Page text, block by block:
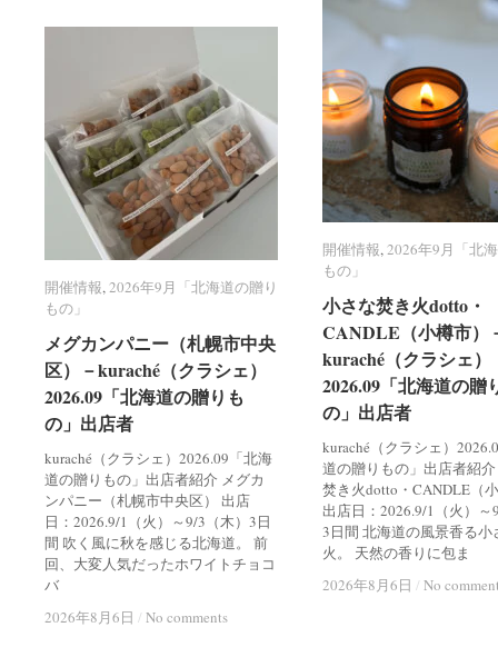
開催情報,2026年9月「北
もの」
小さな焚き火dotto・
CANDLE（小樽市）
kuraché（クラシェ）
2026.09「北海道の贈
の」出店者
kuraché（クラシェ）
道の贈りもの」出店者紹
焚き火dotto・CANDLE（
出店日：2026.9/1（火）～
3日間 北海道の風景香る小
火。 天然の香りに包ま
2026年8月6日 / No
開催情報 2026年9月「北
もの」
小さな焚き火dotto・
CANDLE（小樽市）
kuraché（クラシェ）
2026.09「北海道の贈
の」出店者
2026年8月6日 / No
開催情報,2026年9月「北海道の贈り
もの」
メグカンパニー（札幌市中央
区）－kuraché（クラシェ）
2026.09「北海道の贈りも
の」出店者
kuraché（クラシェ）2026.09「北海
道の贈りもの」出店者紹介 メグカ
ンパニー（札幌市中央区） 出店
日：2026.9/1（火）～9/3（木）3日
間 吹く風に秋を感じる北海道。 前
回、大変人気だったホワイトチョコ
バ
2026年8月6日 / No comments
開催情報 2026年9月「北海道の贈り
もの」
メグカンパニー（札幌市中央
区）－kuraché（クラシェ）
2026.09「北海道の贈りも
の」出店者
2026年8月6日 / No comments